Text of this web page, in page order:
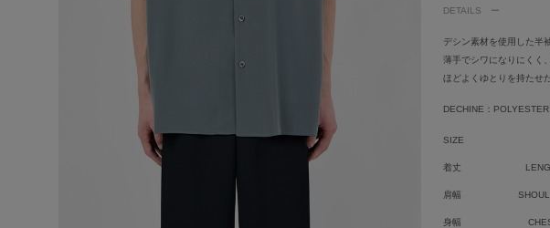
DETAILS
デシン素材を使用した半
薄手でシワになりにくく
ほどよくゆとりを持たせ
DECHINE：
SIZE
着丈
肩幅
身幅